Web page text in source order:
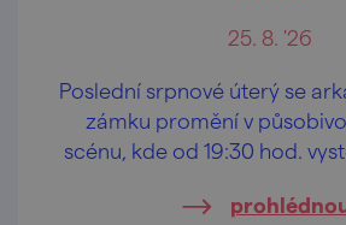
25. 8. '26
Poslední srpnové úterý se
zámku promění v
scénu, kde od 19:30 hod.
Pavluše.